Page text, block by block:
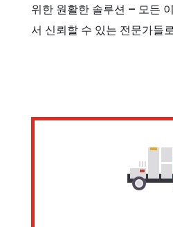
위한 원활한 솔루션 – 모든
서 신뢰할 수 있는 전문가들